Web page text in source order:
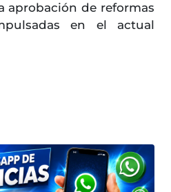
aprobación de reformas
en el actual